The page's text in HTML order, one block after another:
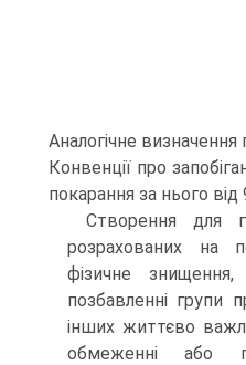
Аналогічне
Конвенції про
покарання за нього
Створення для
розрахованих на
фізичне
позбавленні групи
інших життєво
обмеженні або